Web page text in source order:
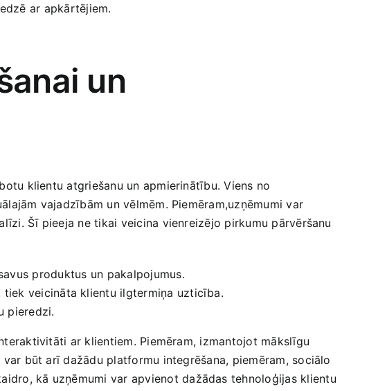
ar⁣ apkārtējiem.
un
klientu atgriešanu un apmierinātību. Viens no
vajadzībām un ‌vēlmēm. Piemēram,uzņēmumi ​var
Šī pieeja ne tikai veicina vienreizējo pirkumu pārvēršanu
produktus un⁣ pakalpojumus.
veicināta klientu ilgtermiņa uzticība.
pieredzi.
ar klientiem. Piemēram, izmantojot mākslīgu
būt arī dažādu platformu integrēšana, piemēram, sociālo
kā uzņēmumi var apvienot dažādas tehnoloģijas klientu